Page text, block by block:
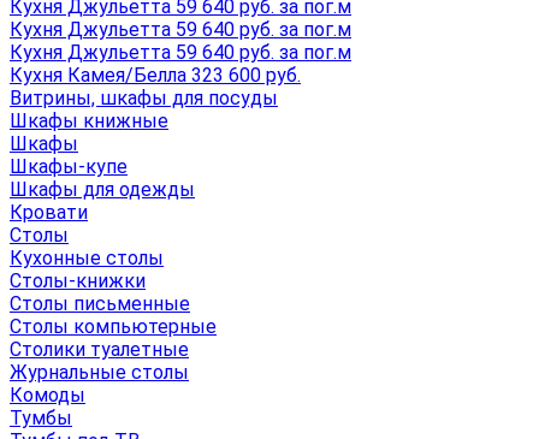
Кухня Джульетта 59 640 руб. за пог.м
Кухня Джульетта 59 640 руб. за пог.м
Кухня Джульетта 59 640 руб. за пог.м
Кухня Камея/Белла 323 600 руб.
Витрины, шкафы для посуды
Шкафы книжные
Шкафы
Шкафы-купе
Шкафы для одежды
Кровати
Столы
Кухонные столы
Столы-книжки
Столы письменные
Столы компьютерные
Столики туалетные
Журнальные столы
Комоды
Тумбы